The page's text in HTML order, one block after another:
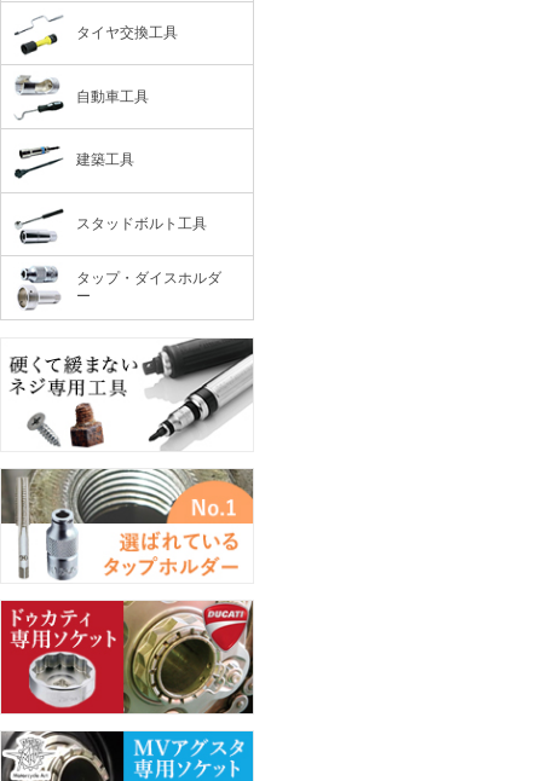
タイヤ交換工具
自動車工具
建築工具
スタッドボルト工具
タップ・ダイスホルダ
ー